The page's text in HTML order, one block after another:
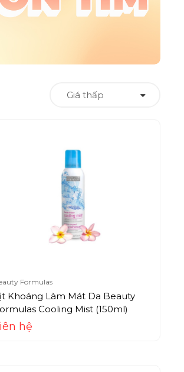
Giá thấp
Formulas
Khoáng Làm Mát Da Beauty
Cooling Mist (150ml)
hệ